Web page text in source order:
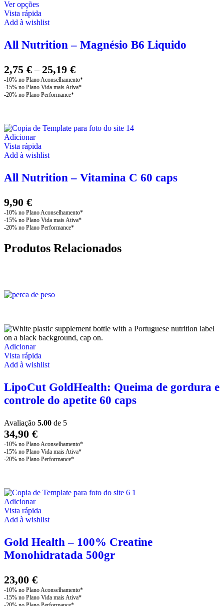
Ver opçõesThis
product
has
variants.
The
may
be
chosen
on
Vista rápida
Add à wishlist
All Nutrition – Magnésio B6 Liquido
2,75 € – 25,19 €Price
range:
2,75 €
Adicionar
Vista rápida
Add à wishlist
All Nutrition – Vitamina C 60 caps
9,90 €
Produtos Relacionados
Adicionar
Vista rápida
Add à wishlist
LipoCut GoldHealth: Queima de gordura e
controle do apetite 60 caps
Avaliação 5.00 de 5
34,90 €
Adicionar
Vista rápida
Add à wishlist
Gold Health – 100% Creatine
Monohidratada 500gr
23,00 €